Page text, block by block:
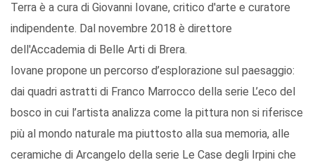
Terra è a cura di Giovanni Iovane, critico d'arte e curatore
indipendente. Dal novembre 2018 è direttore
dell'Accademia di Belle Arti di Brera.
Iovane propone un percorso d’esplorazione sul paesaggio:
dai quadri astratti di Franco Marrocco della serie L’eco del
bosco in cui l’artista analizza come la pittura non si riferisce
più al mondo naturale ma piuttosto alla sua memoria, alle
ceramiche di Arcangelo della serie Le Case degli Irpini che